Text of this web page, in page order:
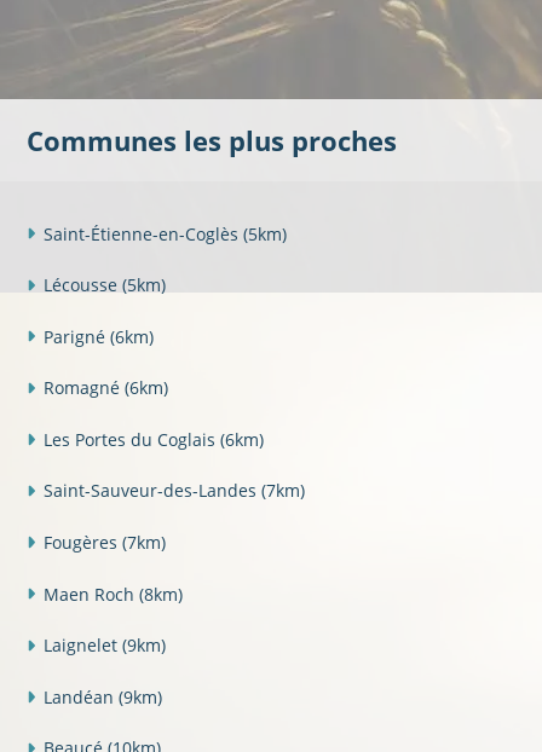
Communes les plus proches
Saint-Étienne-en-Coglès (5km)
Lécousse (5km)
Parigné (6km)
Romagné (6km)
Les Portes du Coglais (6km)
Saint-Sauveur-des-Landes (7km)
Fougères (7km)
Maen Roch (8km)
Laignelet (9km)
Landéan (9km)